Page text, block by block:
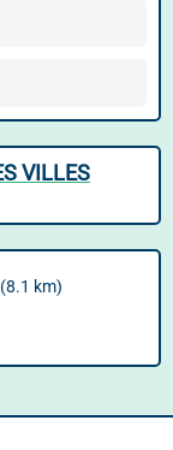
VILLES
(8.1 km)